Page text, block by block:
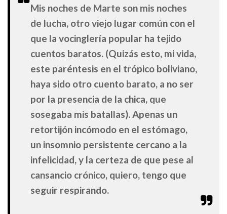
Mis noches de Marte son mis noches
de lucha, otro viejo lugar común con el
que la vocinglería popular ha tejido
cuentos baratos. (Quizás esto, mi vida,
este paréntesis en el trópico boliviano,
haya sido otro cuento barato, a no ser
por la presencia de la chica, que
sosegaba mis batallas). Apenas un
retortijón incómodo en el estómago,
un insomnio persistente cercano a la
infelicidad, y la certeza de que pese al
cansancio crónico, quiero, tengo que
seguir respirando.